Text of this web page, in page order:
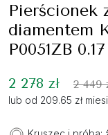
Pierścionek
diamentem
P0051ZB
2 278 zł 2 449
lub od 209.65 zł